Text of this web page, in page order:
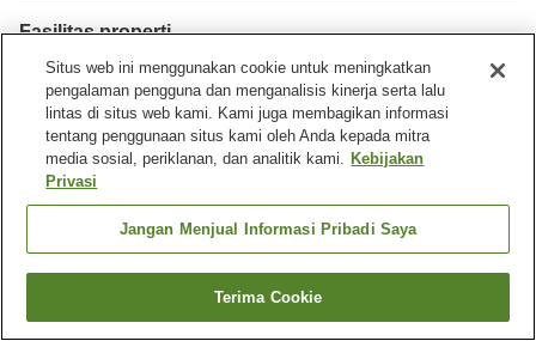
Fasilitas properti
Wi-Fi
Tempat parkir
Ramah hewan peliharaan di
dalam gedung
Laundry
Beranda
Suites Shreveport)
Cari kamar
Situs web ini menggunakan cookie untuk meningkatkan
pengalaman pengguna dan menganalisis kinerja serta lalu
lintas di situs web kami. Kami juga membagikan informasi
tentang penggunaan situs kami oleh Anda kepada mitra
media sosial, periklanan, dan analitik kami. Kebijakan
Privasi
Jangan Menjual Informasi Pribadi Saya
Terima Cookie